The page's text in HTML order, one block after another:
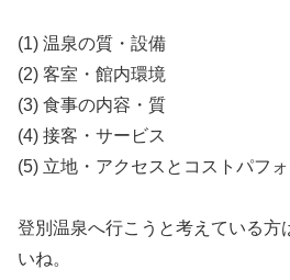
(1) 温泉の質・設備
(2) 客室・館内環境
(3) 食事の内容・質
(4) 接客・サービス
(5) 立地・アクセスとコストパフ
登別温泉へ行こうと考えている方
いね。